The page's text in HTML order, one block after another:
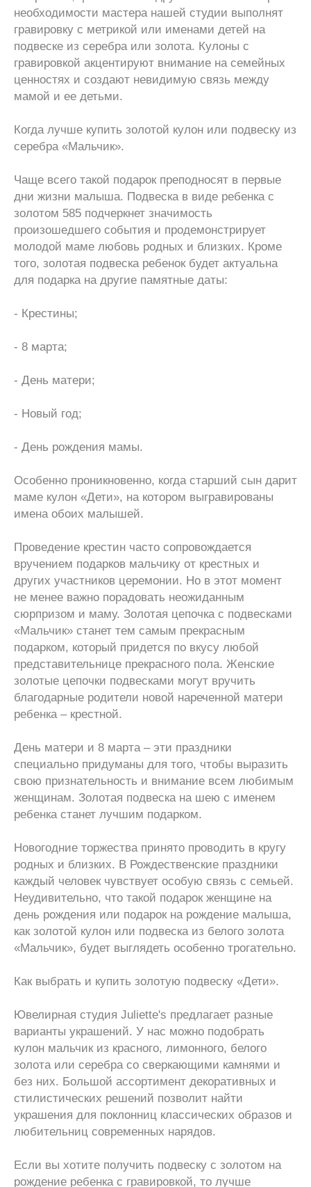
необходимости мастера нашей студии выполнят
гравировку с метрикой или именами детей на
подвеске из серебра или золота. Кулоны с
гравировкой акцентируют внимание на семейных
ценностях и создают невидимую связь между
мамой и ее детьми.
Когда лучше купить золотой кулон или подвеску из
серебра «Мальчик».
Чаще всего такой подарок преподносят в первые
дни жизни малыша. Подвеска в виде ребенка с
золотом 585 подчеркнет значимость
произошедшего события и продемонстрирует
молодой маме любовь родных и близких. Кроме
того, золотая подвеска ребенок будет актуальна
для подарка на другие памятные даты:
- Крестины;
- 8 марта;
- День матери;
- Новый год;
- День рождения мамы.
Особенно проникновенно, когда старший сын дарит
маме кулон «Дети», на котором выгравированы
имена обоих малышей.
Проведение крестин часто сопровождается
вручением подарков мальчику от крестных и
других участников церемонии. Но в этот момент
не менее важно порадовать неожиданным
сюрпризом и маму. Золотая цепочка с подвесками
«Мальчик» станет тем самым прекрасным
подарком, который придется по вкусу любой
представительнице прекрасного пола. Женские
золотые цепочки подвесками могут вручить
благодарные родители новой нареченной матери
ребенка – крестной.
День матери и 8 марта – эти праздники
специально придуманы для того, чтобы выразить
свою признательность и внимание всем любимым
женщинам. Золотая подвеска на шею с именем
ребенка станет лучшим подарком.
Новогодние торжества принято проводить в кругу
родных и близких. В Рождественские праздники
каждый человек чувствует особую связь с семьей.
Неудивительно, что такой подарок женщине на
день рождения или подарок на рождение малыша,
как золотой кулон или подвеска из белого золота
«Мальчик», будет выглядеть особенно трогательно.
Как выбрать и купить золотую подвеску «Дети».
Ювелирная студия Juliette's предлагает разные
варианты украшений. У нас можно подобрать
кулон мальчик из красного, лимонного, белого
золота или серебра со сверкающими камнями и
без них. Большой ассортимент декоративных и
стилистических решений позволит найти
украшения для поклонниц классических образов и
любительниц современных нарядов.
Если вы хотите получить подвеску с золотом на
рождение ребенка с гравировкой, то лучше